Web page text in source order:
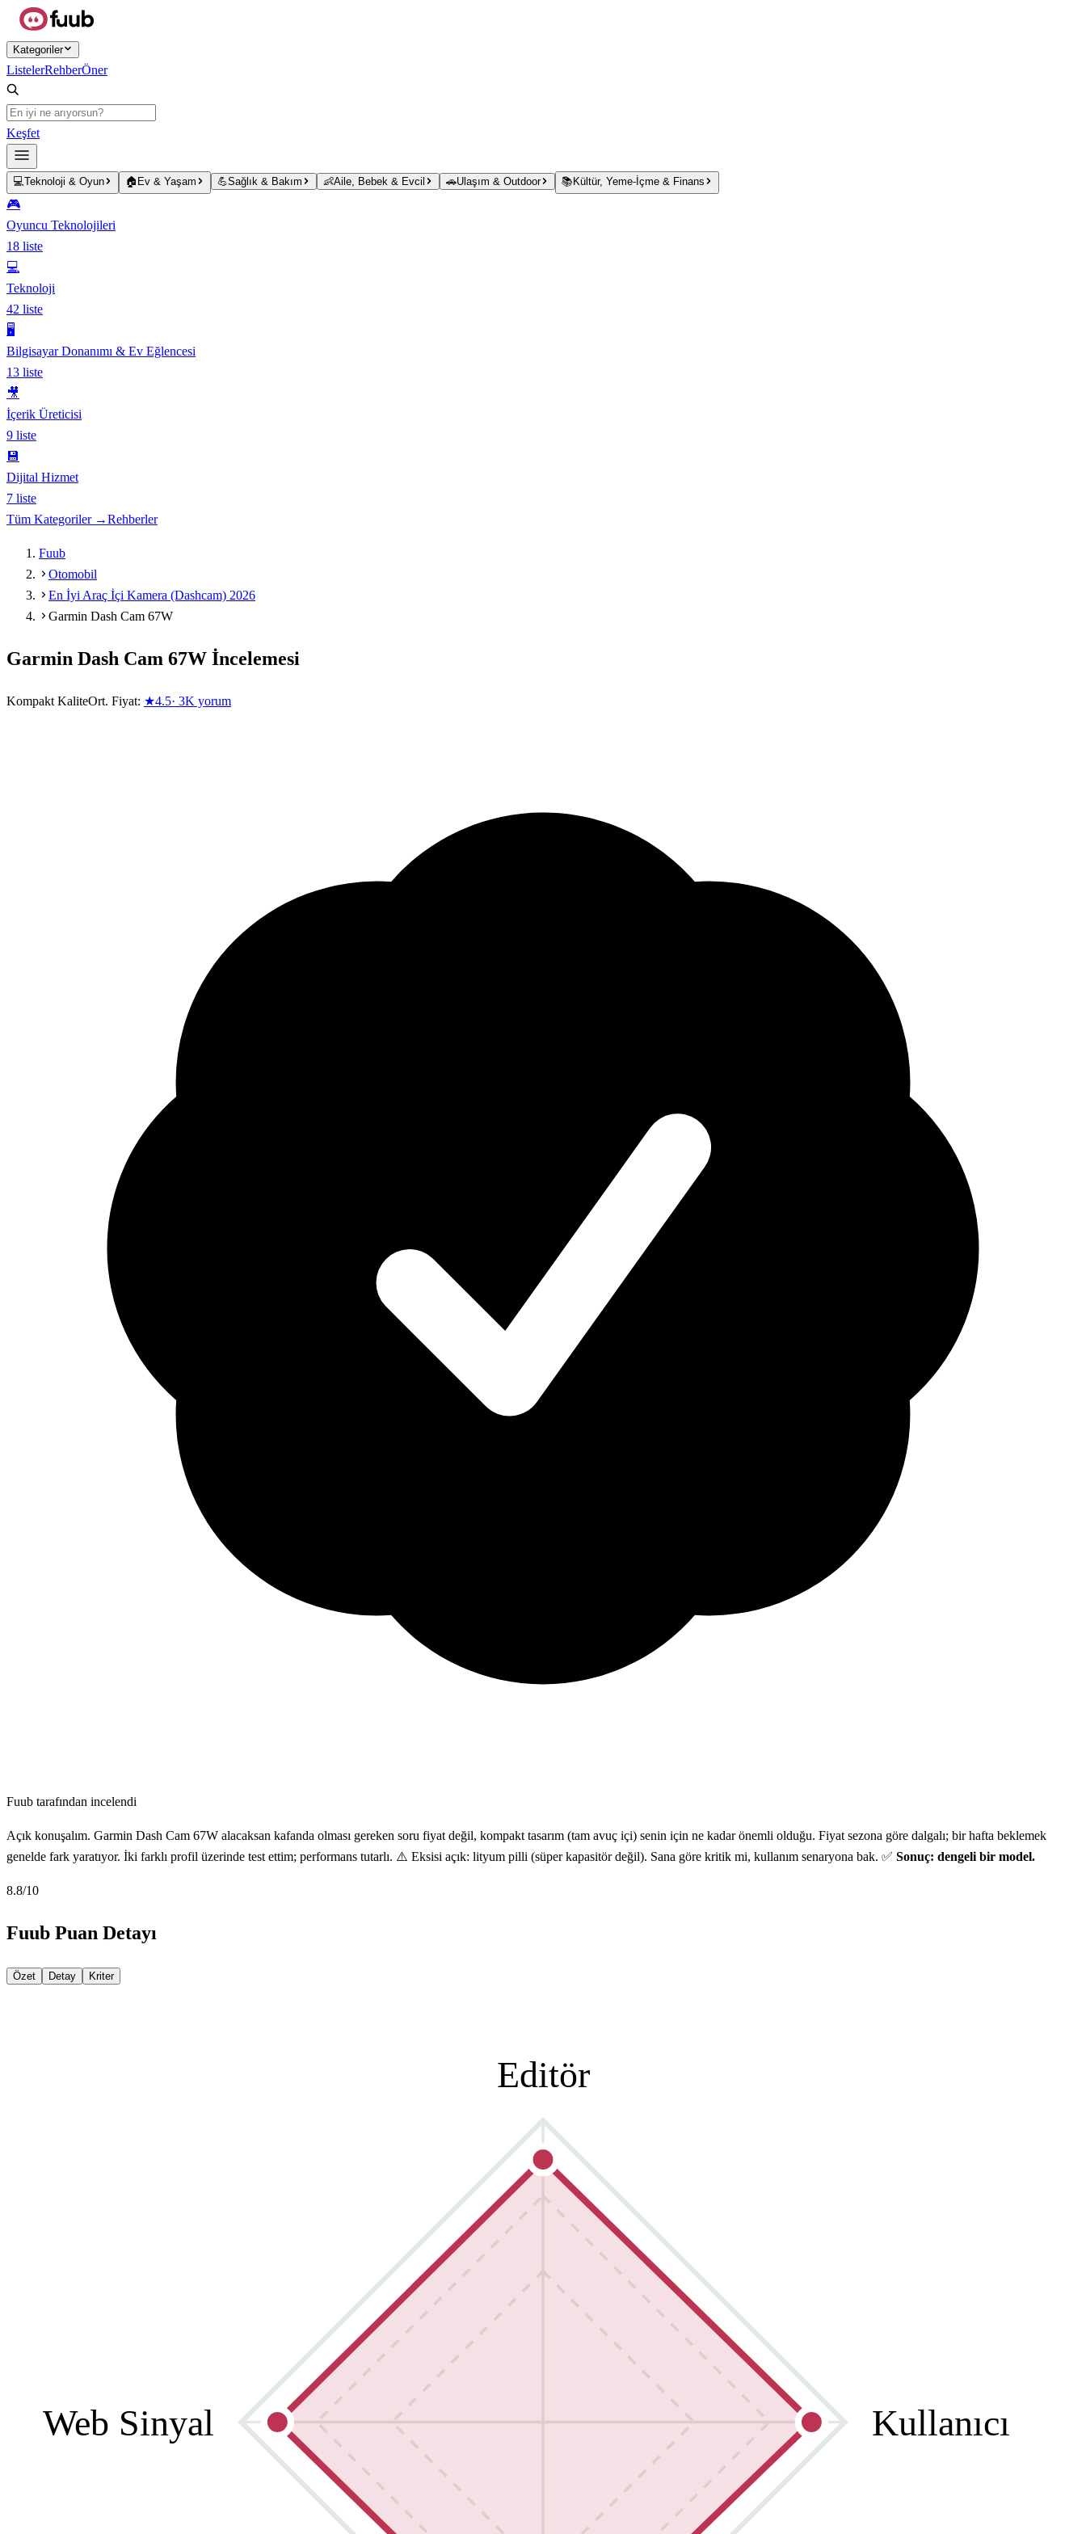
Ana içeriğe atla
Kategoriler
ListelerRehberÖner
Keşfet
💻Teknoloji & Oyun 🏠 Ev & Yaşam 💪Sağlık & Bakım 👶Aile, Bebek & Evcil 🚗Ulaşım & Outdoor 📚 Kültür, Yeme-İçme & Finans
🎮
Oyuncu Teknolojileri
18 liste
💻
Teknoloji
42 liste
🖥️
Bilgisayar Donanımı & Ev Eğlencesi
13 liste
🎥
İçerik Üreticisi
9 liste
💾
Dijital Hizmet
7 liste
Tüm Kategoriler →Rehberler
Fuub
Otomobil
En İyi Araç İçi Kamera (Dashcam) 2026
Garmin Dash Cam 67W
Garmin Dash Cam 67W İncelemesi
Kompakt KaliteOrt. Fiyat: ★4.5· 3K yorum
Fuub tarafından incelendi
Açık konuşalım. Garmin Dash Cam 67W alacaksan kafanda olması gereken soru fiyat değil, kompakt tasarım (tam avuç içi) senin için ne kadar önemli olduğu. Fiyat sezona göre dalgalı; bir hafta beklemek
genelde fark yaratıyor. İki farklı profil üzerinde test ettim; performans tutarlı. ⚠️ Eksisi açık: lityum pilli (süper kapasitör değil). Sana göre kritik mi, kullanım senaryona bak. ✅ Sonuç: dengeli bir model.
8.8/10
Fuub Puan Detayı
Özet Detay Kriter
Editör
Kullanıcı
Web Sinyal